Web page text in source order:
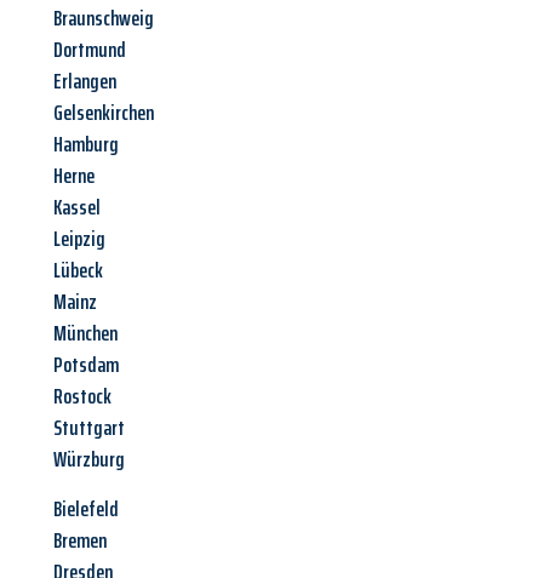
Braunschweig
Dortmund
Erlangen
Gelsenkirchen
Hamburg
Herne
Kassel
Leipzig
Lübeck
Mainz
München
Potsdam
Rostock
Stuttgart
Würzburg
Bielefeld
Bremen